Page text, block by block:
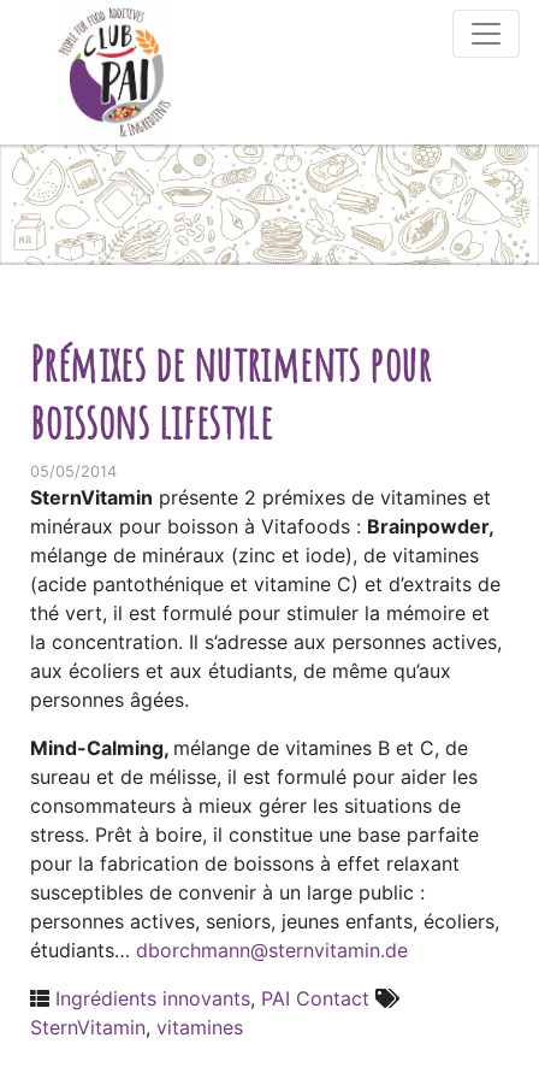
Skip to content
Prémixes de nutriments pour
boissons lifestyle
05/05/2014
SternVitamin présente 2 prémixes de vitamines et
minéraux pour boisson à Vitafoods : Brainpowder,
mélange de minéraux (zinc et iode), de vitamines
(acide pantothénique et vitamine C) et d’extraits de
thé vert, il est formulé pour stimuler la mémoire et
la concentration. Il s’adresse aux personnes actives,
aux écoliers et aux étudiants, de même qu’aux
personnes âgées.
Mind-Calming, mélange de vitamines B et C, de
sureau et de mélisse, il est formulé pour aider les
consommateurs à mieux gérer les situations de
stress. Prêt à boire, il constitue une base parfaite
pour la fabrication de boissons à effet relaxant
susceptibles de convenir à un large public :
personnes actives, seniors, jeunes enfants, écoliers,
étudiants… dborchmann@sternvitamin.de
Ingrédients innovants, PAI Contact
SternVitamin, vitamines